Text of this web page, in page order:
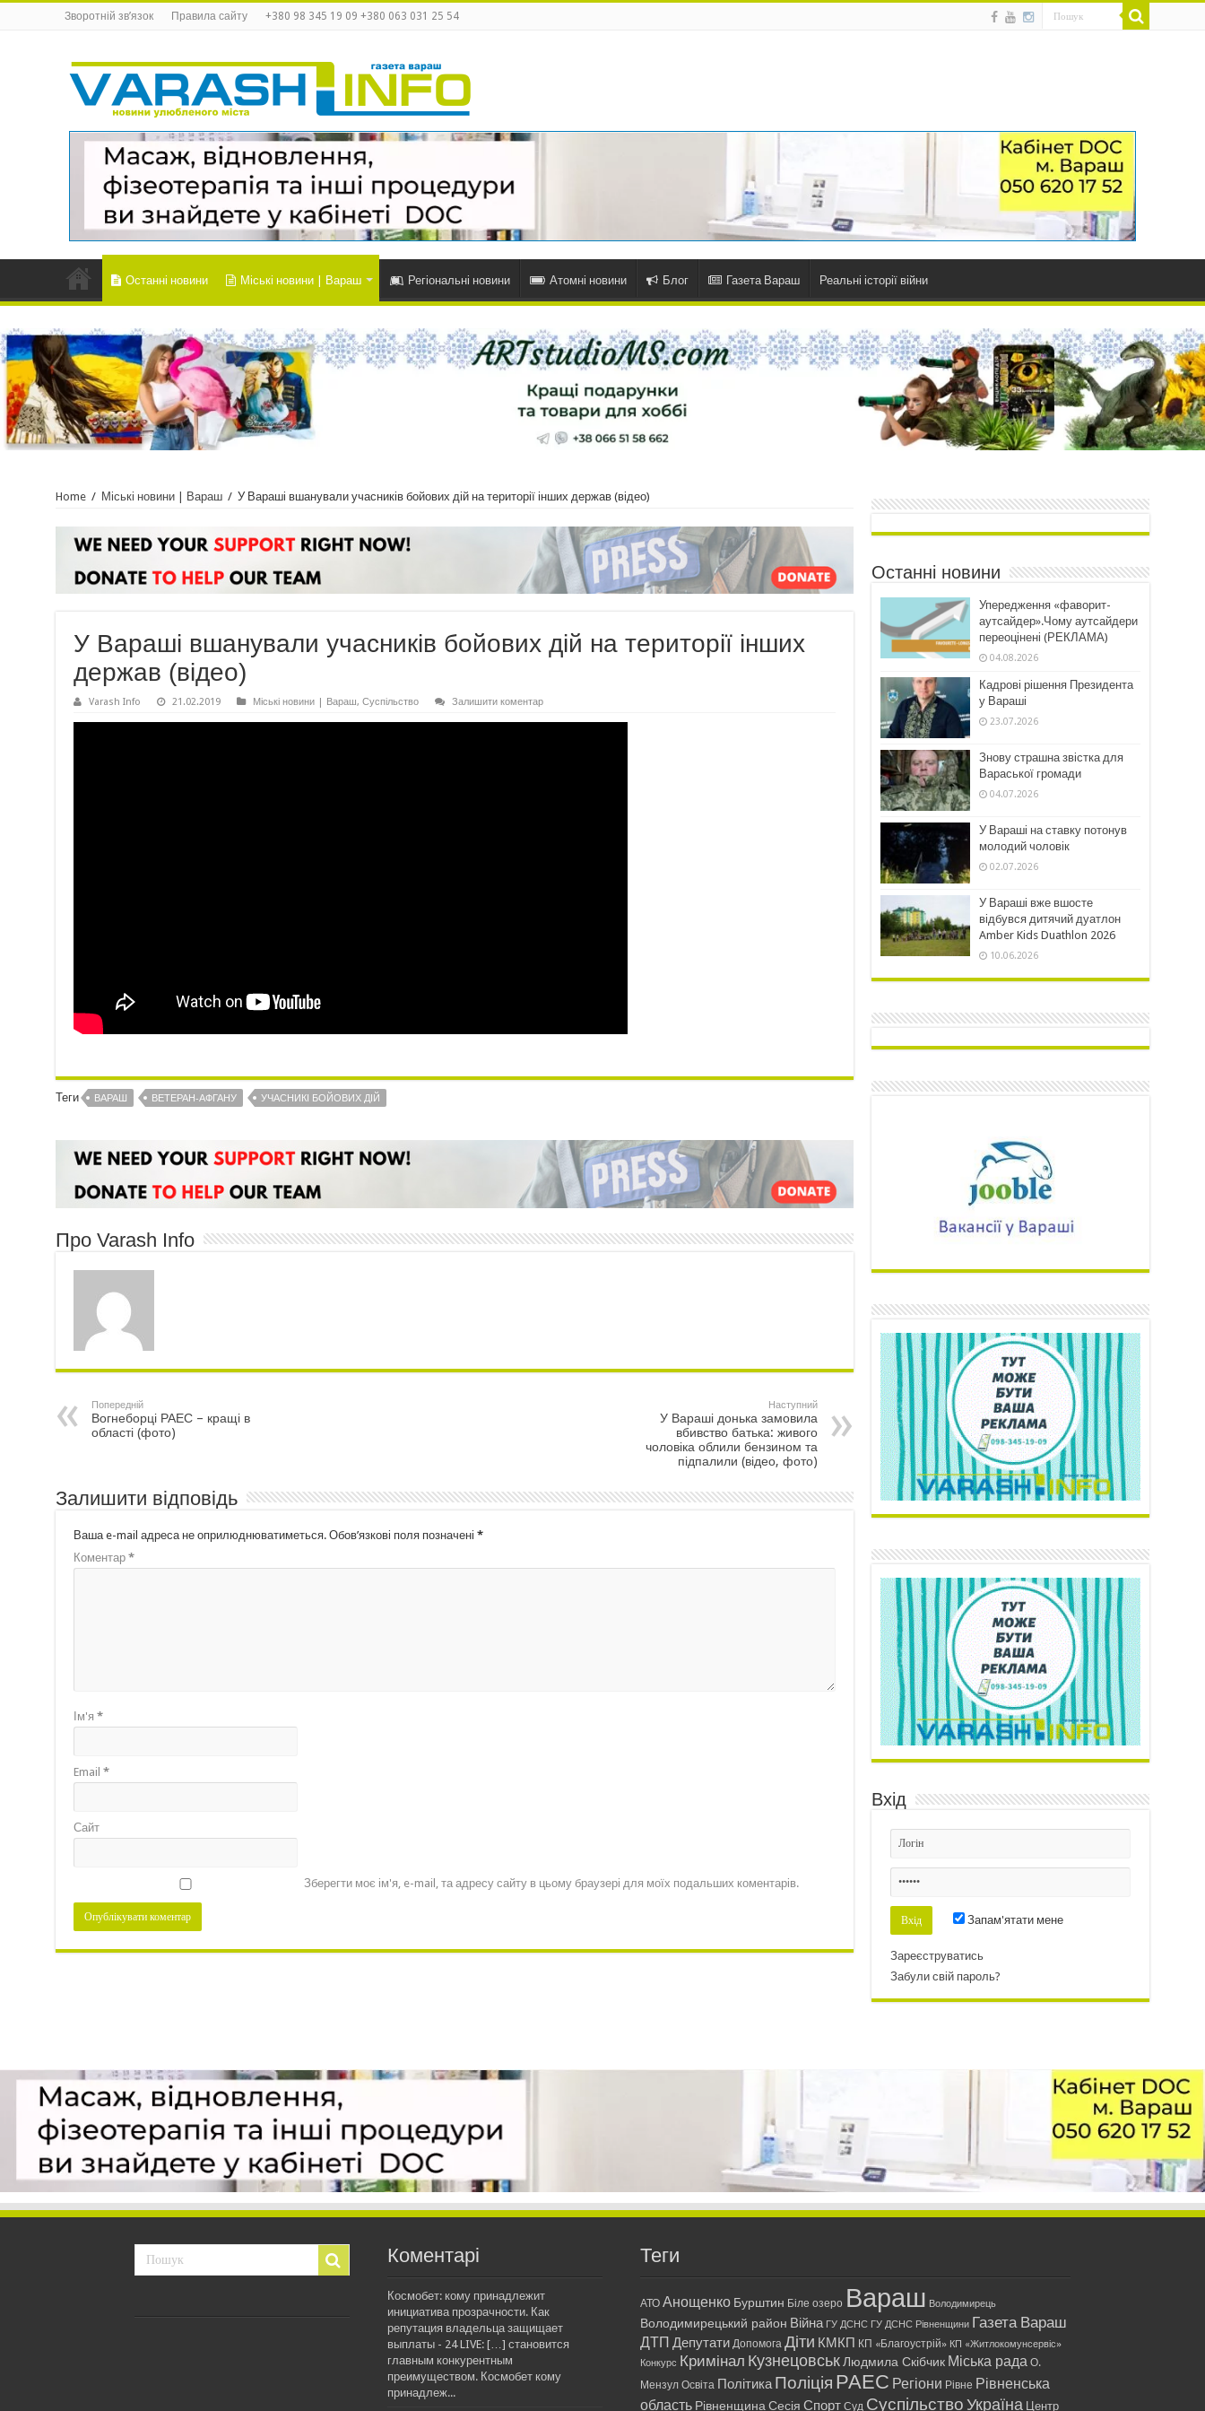
Зворотній зв’язок Правила сайту +380 98 345 19 09 +380 063 031 25 54
Останні новини Міські новини | Вараш Регіональні новини Атомні новини Блог Газета Вараш Реальні історії війни
Home / Міські новини | Вараш / У Вараші вшанували учасників бойових дій на території інших держав (відео)
У Вараші вшанували учасників бойових дій на території інших
держав (відео)
Varash Info 21.02.2019 Міські новини | Вараш, Суспільство Залишити коментар
Теги ВАРАШ ВЕТЕРАН-АФГАНУ УЧАСНИКІ БОЙОВИХ ДІЙ
Про Varash Info
Попередній
Вогнеборці РАЕС – кращі в
області (фото)
Наступний
У Вараші донька замовила
вбивство батька: живого
чоловіка облили бензином та
підпалили (відео, фото)
Залишити відповідь
Ваша e-mail адреса не оприлюднюватиметься. Обов’язкові поля позначені *
Коментар *
Ім'я *
Email *
Сайт
Зберегти моє ім'я, e-mail, та адресу сайту в цьому браузері для моїх подальших коментарів.
Останні новини
Упередження «фаворит-
аутсайдер».Чому аутсайдери
переоцінені (РЕКЛАМА)
04.08.2026
Кадрові рішення Президента
у Вараші
23.07.2026
Знову страшна звістка для
Вараської громади
04.07.2026
У Вараші на ставку потонув
молодий чоловік
02.07.2026
У Вараші вже вшосте
відбувся дитячий дуатлон
Amber Kids Duathlon 2026
10.06.2026
Вхід
Запам'ятати мене
Зареєструватись
Забули свій пароль?
Коментарі
Космобет: кому принадлежит
инициатива прозрачности. Как
репутация владельца защищает
выплаты - 24 LIVE: […] становится
главным конкурентным
преимуществом. Космобет кому
принадлеж...
Теги
АТО Анощенко Бурштин Біле озеро Вараш Володимирець
Володимирецький район Війна ГУ ДСНС ГУ ДСНС Рівненщини Газета Вараш
ДТП Депутати Допомога Діти КМКП КП «Благоустрій» КП «Житлокомунсервіс»
Конкурс Кримінал Кузнецовськ Людмила Скібчик Міська рада О.
Мензул Освіта Політика Поліція РАЕС Регіони Рівне Рівненська
область Рівненщина Сесія Спорт Суд Суспільство Україна Центр